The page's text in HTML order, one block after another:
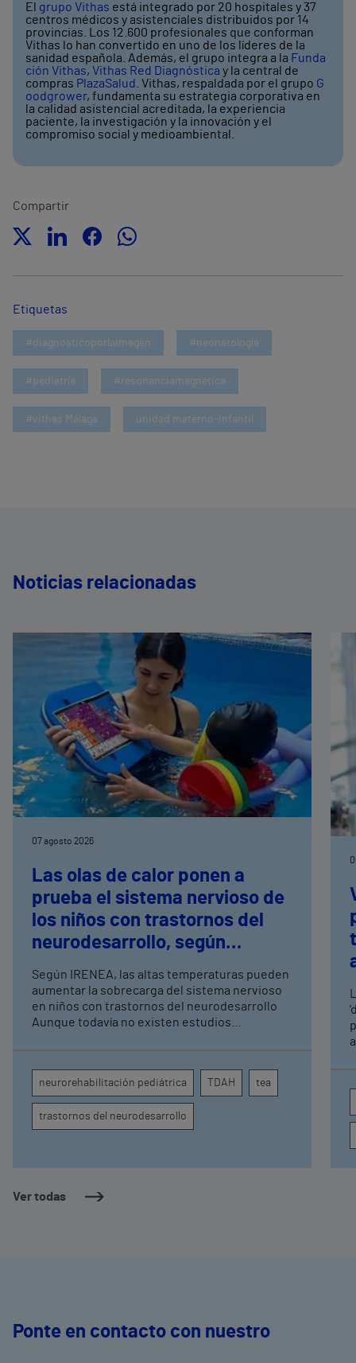
El grupo Vithas está integrado por 20 hospitales y 37
centros médicos y asistenciales distribuidos por 14
provincias. Los 12.600 profesionales que conforman
Vithas lo han convertido en uno de los líderes de la
sanidad española. Además, el grupo integra a la Funda
ción Vithas, Vithas Red Diagnóstica y la central de
compras PlazaSalud . Vithas, respaldada por el grupo G
oodgrower, fundamenta su estrategia corporativa en
la calidad asistencial acreditada, la experiencia
paciente, la investigación y la innovación y el
compromiso social y medioambiental.
Compartir
Etiquetas
#diagnosticoporlaimagen #neonatología
#pediatría #resonanciamagnetica
#vithas Málaga unidad materno-infantil
Noticias relacionadas
Ver todas
07 agosto 2026
Las olas de calor ponen a
prueba el sistema nervioso de
los niños con trastornos del
neurodesarrollo, según
neurorrehabilitación
pediátrica de Vithas
Según IRENEA, las altas temperaturas pueden
aumentar la sobrecarga del sistema nervioso
en niños con trastornos del neurodesarrollo
Aunque todavía no existen estudios
atención, la regulación emocional y la
conducta
neurorehabilitación pediátrica TDAH tea
trastornos del neurodesarrollo
Ponte en contacto con nuestro